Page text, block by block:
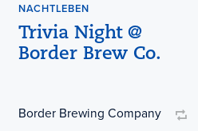
NACHTLEBEN
Trivia Night @
Border Brew Co.
Border Brewing Company